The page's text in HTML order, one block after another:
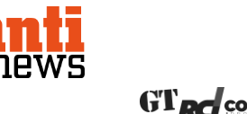
REALIZZAZIONI